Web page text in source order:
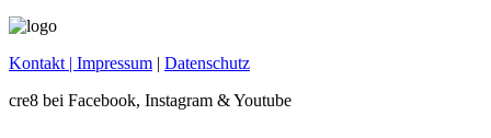
Kontakt | Impressum | Datenschutz
cre8 bei Facebook, Instagram & Youtube